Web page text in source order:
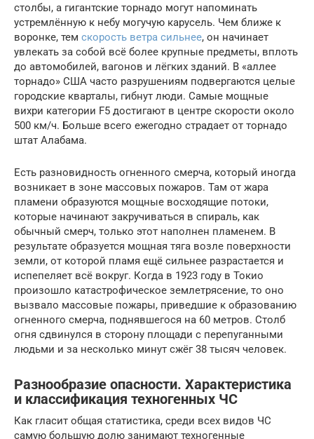
столбы, а гигантские торнадо могут напоминать
устремлённую к небу могучую карусель. Чем ближе к
воронке, тем скорость ветра сильнее, он начинает
увлекать за собой всё более крупные предметы, вплоть
до автомобилей, вагонов и лёгких зданий. В «аллее
торнадо» США часто разрушениям подвергаются целые
городские кварталы, гибнут люди. Самые мощные
вихри категории F5 достигают в центре скорости около
500 км/ч. Больше всего ежегодно страдает от торнадо
штат Алабама.
Есть разновидность огненного смерча, который иногда
возникает в зоне массовых пожаров. Там от жара
пламени образуются мощные восходящие потоки,
которые начинают закручиваться в спираль, как
обычный смерч, только этот наполнен пламенем. В
результате образуется мощная тяга возле поверхности
земли, от которой пламя ещё сильнее разрастается и
испепеляет всё вокруг. Когда в 1923 году в Токио
произошло катастрофическое землетрясение, то оно
вызвало массовые пожары, приведшие к образованию
огненного смерча, поднявшегося на 60 метров. Столб
огня сдвинулся в сторону площади с перепуганными
людьми и за несколько минут сжёг 38 тысяч человек.
Разнообразие опасности. Характеристика
и классификация техногенных ЧС
Как гласит общая статистика, среди всех видов ЧС
самую большую долю занимают техногенные